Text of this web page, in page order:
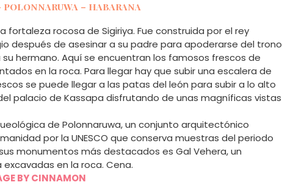
– HABARANA
fortaleza rocosa de Sigiriya. Fue construida por el rey
después de asesinar a su padre para apoderarse del trono
hermano. Aquí se encuentran los famosos frescos de
en la roca. Para llegar hay que subir una escalera de
se puede llegar a las patas del león para subir a lo alto
palacio de Kassapa disfrutando de unas magníficas vistas
de Polonnaruwa, un conjunto arquitectónico
por la UNESCO que conserva muestras del periodo
monumentos más destacados es Gal Vehera, un
en la roca. Cena.
BY CINNAMON